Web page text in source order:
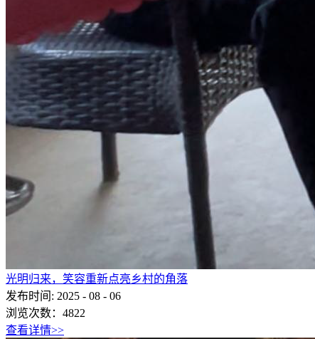
光明归来，笑容重新点亮乡村的角落
发布时间: 2025 - 08 - 06
浏览次数： 4822
查看详情>>